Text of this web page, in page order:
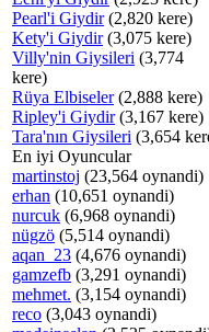
Pearl'i Giydir(2,820 kere)
Kety'i Giydir(3,075 kere)
Villy'nin Giysileri (3,774
kere)
Rüya Elbiseler(2,888 kere)
Ripley'i Giydir(3,167 kere)
Tara'nın Giysileri (3,654
En iyi Oyuncular
martinstoj (23,564 oynandi)
erhan (10,651 oynandi)
nurcuk (6,968 oynandi)
nügzö (5,514 oynandi)
aqan_23 (4,676 oynandi)
gamzefb (3,291 oynandi)
mehmet. (3,154 oynandi)
reco (3,043 oynandi)